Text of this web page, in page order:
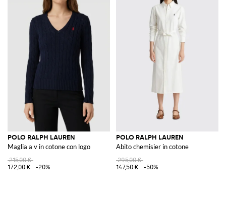
POLO RALPH LAUREN
Maglia a v in cotone con logo
215,00 €
172,00 €
-20%
POLO RALPH LAUREN
Abito chemisier in cotone
295,00 €
147,50 €
-50%